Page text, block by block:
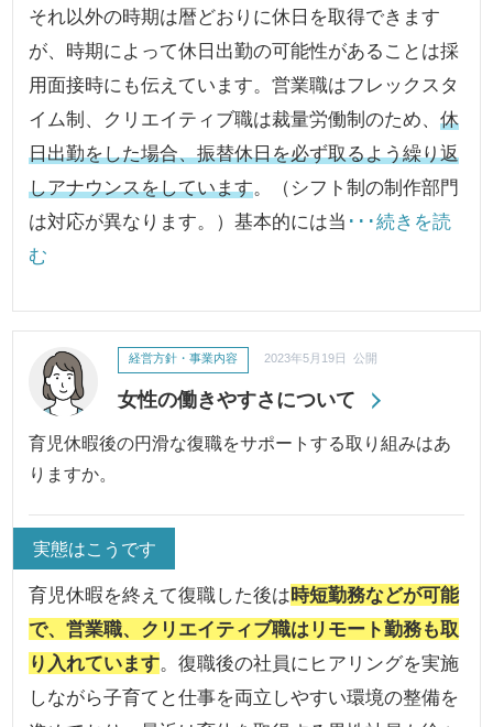
それ以外の時期は暦どおりに休日を取得できます
が、時期によって休日出勤の可能性があることは採
用面接時にも伝えています。営業職はフレックスタ
イム制、クリエイティブ職は裁量労働制のため、休
日出勤をした場合、振替休日を必ず取るよう繰り返
しアナウンスをしています。（シフト制の制作部門
は対応が異なります。）基本的には当 ･･･続きを読
む
女性の働きやすさについて
経営方針・事業内容 2023年5月19日 公開
育児休暇後の円滑な復職をサポートする取り組みはあ
りますか。
実態はこうです
育児休暇を終えて復職した後は時短勤務などが可能
で、営業職、クリエイティブ職はリモート勤務も取
り入れています。復職後の社員にヒアリングを実施
しながら子育てと仕事を両立しやすい環境の整備を